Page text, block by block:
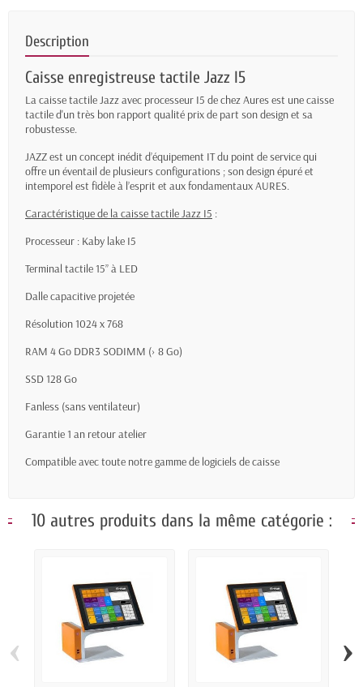
Description
Caisse enregistreuse tactile Jazz I5
La caisse tactile Jazz avec processeur I5 de chez Aures est une caisse
tactile d'un très bon rapport qualité prix de part son design et sa
robustesse.
JAZZ est un concept inédit d’équipement IT du point de service qui
offre un éventail de plusieurs configurations ; son design épuré et
intemporel est fidèle à l’esprit et aux fondamentaux AURES.
Caractéristique de la caisse tactile Jazz I5 :
Processeur : Kaby lake I5
Terminal tactile 15’’ à LED
Dalle capacitive projetée
Résolution 1024 x 768
RAM 4 Go DDR3 SODIMM (› 8 Go)
SSD 128 Go
Fanless (sans ventilateur)
Garantie 1 an retour atelier
Compatible avec toute notre gamme de logiciels de caisse
10 autres produits dans la même catégorie :
‹ ›